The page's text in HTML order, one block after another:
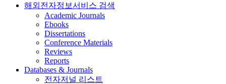
해외전자정보서비스 검색
Academic Journals
Ebooks
Dissertations
Conference Materials
Reviews
Reports
Databases & Journals
전자저널 리스트